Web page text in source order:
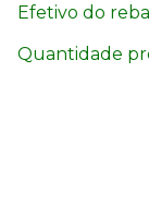
Efetivo do
Quantidade